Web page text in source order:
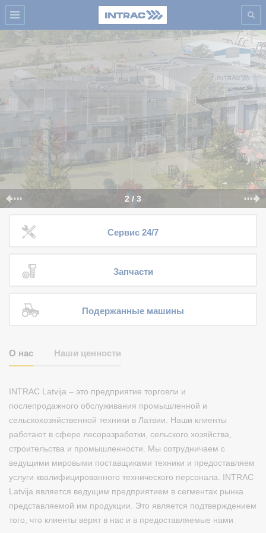
2 / 3
Сервис 24/7
Запчасти
Подержанные машины
О нас Наши ценности
INTRAC Latvija – это предприятие торговли и
послепродажного обслуживания промышленной и
сельскохозяйственной техники в Латвии. Наши клиенты
работают в сфере лесоразработки, сельского хозяйства,
строительства и промышленности. Мы сотрудничаем с
ведущими мировыми поставщиками техники и предоставляем
услуги квалифицированного технического персонала. INTRAC
Latvija является ведущим предприятием в сегментах рынка
представляемой им продукции. Это является подтверждением
того, что клиенты верят в нас и в предоставляемые нами